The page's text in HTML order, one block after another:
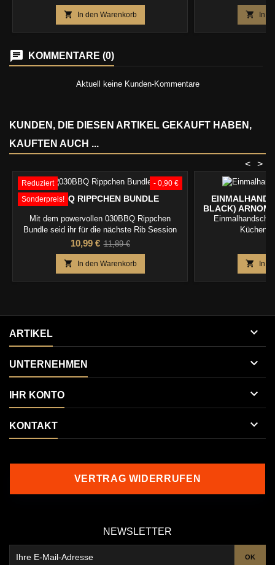
Verdrehen des Grillgutes
 In den Warenkorb  In
KOMMENTARE (0)
Aktuell keine Kunden-Kommentare
KUNDEN, DIE DIESEN ARTIKEL GEKAUFT HABEN,
KAUFTEN AUCH ...
>
<
- 0,90 €
Reduziert
Sonderpreis!
030BBQ RIPPCHEN BUNDLE
Mit dem powervollen 030BBQ Rippchen
Bundle seid ihr für die nächste Rib Session
bestens ausgestattet ! MHD 09/27
Preis
10,99 € Verkaufspreis
11,89 €
 In den Warenkorb
BLACK)
 In
ARTIKEL 
UNTERNEHMEN 
IHR KONTO 
KONTAKT 
VERTRAG WIDERRUFEN
NEWSLETTER